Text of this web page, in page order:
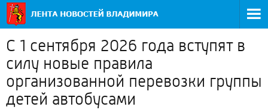
С 1 сентября 2026 года вступят в
силу новые правила
организованной перевозки группы
детей автобусами